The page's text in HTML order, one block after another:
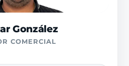
González
COMERCIAL